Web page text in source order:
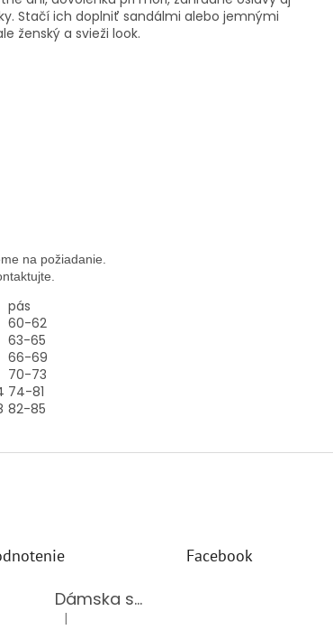
Stačí ich doplniť sandálmi alebo jemnými
ženský a svieži look.
na požiadanie.
pás
60-62
63-65
66-69
70-73
74-81
82-85
Dámska súprava 62875/BLACK
Hodnotenie produktu je 5 z 5 hviezdičiek.
|
Facebook